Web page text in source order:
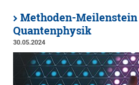
Methoden-
Quantenphysik
30.05.2024